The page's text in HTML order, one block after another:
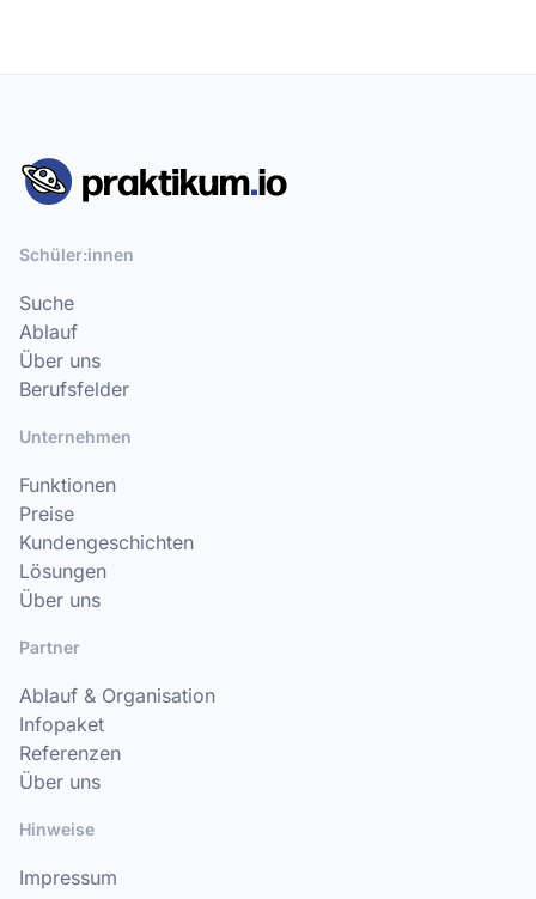
Schüler:innen
Suche
Ablauf
Über uns
Berufsfelder
Unternehmen
Funktionen
Preise
Kundengeschichten
Lösungen
Über uns
Partner
Ablauf & Organisation
Infopaket
Referenzen
Über uns
Hinweise
Impressum